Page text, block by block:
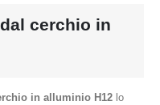
cerchio in
in alluminio H12 lo